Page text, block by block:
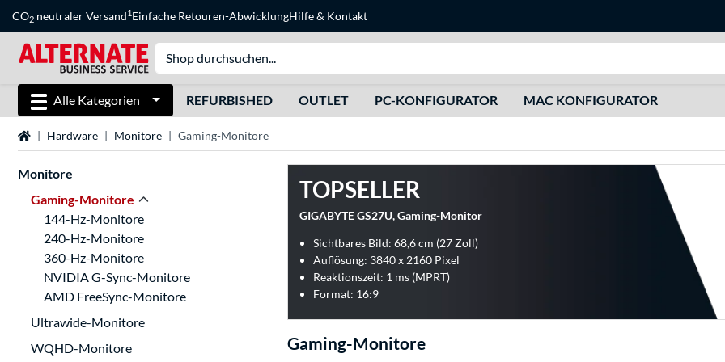
CO2 neutraler Versand1Einfache Retouren-AbwicklungHilfe& Kontakt
Alle Kategorien REFURBISHED OUTLET PC-KONFIGURATOR MAC KONFIGURATOR
StartseiteHardware Monitore Gaming-Monitore
Monitore
Gaming-Monitore
144-Hz-Monitore
240-Hz-Monitore
360-Hz-Monitore
NVIDIA G-Sync-Monitore
AMD FreeSync-Monitore
Ultrawide-Monitore
WQHD-Monitore
TOPSELLER
GIGABYTE GS27U, Gaming-Monitor
Sichtbares Bild: 68,6 cm (27 Zoll)
Auflösung: 3840 x 2160 Pixel
Reaktionszeit: 1 ms (MPRT)
Format: 16:9
Gaming-Monitore